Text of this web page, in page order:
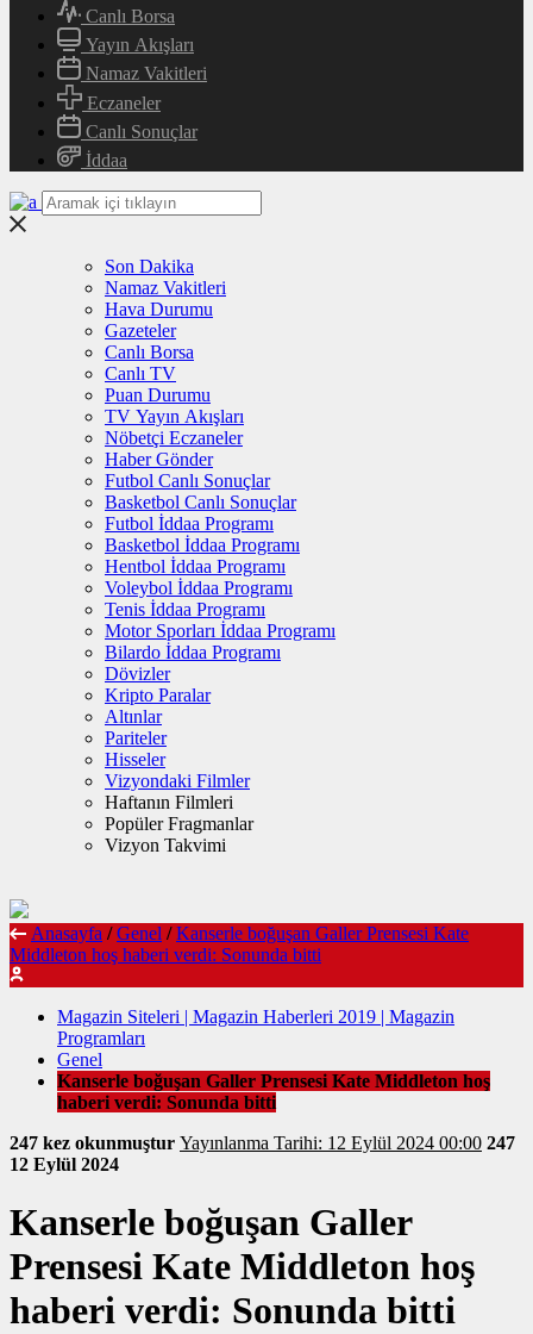
Canlı Borsa
Yayın Akışları
Namaz Vakitleri
Eczaneler
Canlı Sonuçlar
İddaa
Son Dakika
Namaz Vakitleri
Hava Durumu
Gazeteler
Canlı Borsa
Canlı TV
Puan Durumu
TV Yayın Akışları
Nöbetçi Eczaneler
Haber Gönder
Futbol Canlı Sonuçlar
Basketbol Canlı Sonuçlar
Futbol İddaa Programı
Basketbol İddaa Programı
Hentbol İddaa Programı
Voleybol İddaa Programı
Tenis İddaa Programı
Motor Sporları İddaa Programı
Bilardo İddaa Programı
Dövizler
Kripto Paralar
Altınlar
Pariteler
Hisseler
Vizyondaki Filmler
Haftanın Filmleri
Popüler Fragmanlar
Vizyon Takvimi
Anasayfa / Genel / Kanserle boğuşan Galler Prensesi Kate
Middleton hoş haberi verdi: Sonunda bitti
Magazin Siteleri | Magazin Haberleri 2019 | Magazin
Programları
Genel
Kanserle boğuşan Galler Prensesi Kate Middleton hoş
haberi verdi: Sonunda bitti
247 kez okunmuştur
Yayınlanma Tarihi: 12 Eylül 2024 00:00 247
12 Eylül 2024
Kanserle boğuşan Galler
Prensesi Kate Middleton hoş
haberi verdi: Sonunda bitti